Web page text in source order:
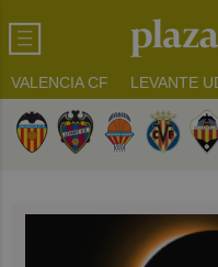
VALENCIA CF LEVANTE